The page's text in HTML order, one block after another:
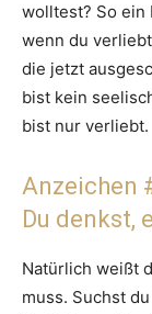
wolltest? So ein
wenn du
die jetzt
bist kein
bist nur verliebt.
Anzeichen
Du denkst,
Natürlich weißt
muss. Suchst